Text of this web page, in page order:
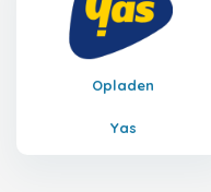
Opladen
Yas